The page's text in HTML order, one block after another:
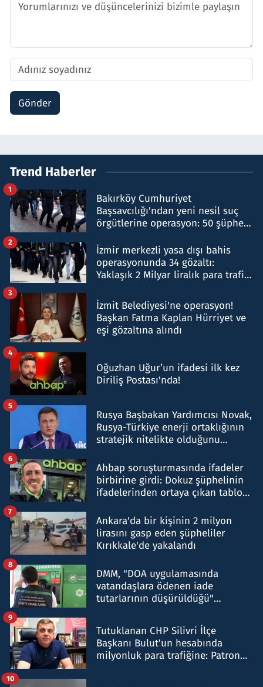
Gönder
Trend Haberler
Bakırköy Cumhuriyet
Başsavcılığı'ndan yeni nesil suç
örgütlerine operasyon: 50 şüpheli
1
İzmir merkezli yasa dışı bahis
operasyonunda 34 gözaltı:
Yaklaşık 2 Milyar liralık para trafiği
2
İzmit Belediyesi'ne operasyon!
Başkan Fatma Kaplan Hürriyet ve
eşi gözaltına alındı
3
Oğuzhan Uğur’un ifadesi ilk kez
Diriliş Postası'nda!
4
Rusya Başbakan Yardımcısı Novak,
Rusya-Türkiye enerji ortaklığının
stratejik nitelikte olduğunu
5
Ahbap soruşturmasında ifadeler
birbirine girdi: Dokuz şüphelinin
ifadelerinden ortaya çıkan tablo
6
Ankara'da bir kişinin 2 milyon
lirasını gasp eden şüpheliler
Kırıkkale'de yakalandı
7
DMM, "DOA uygulamasında
vatandaşlara ödenen iade
tutarlarının düşürüldüğü"
8
Tutuklanan CHP Silivri İlçe
Başkanı Bulut'un hesabında
milyonluk para trafiğine: Patron
9
10